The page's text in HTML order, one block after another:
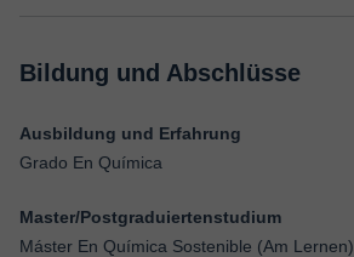
Bildung und Abschlüsse
Ausbildung und Erfahrung
Grado En Química
Master/Postgraduiertenstudium
Máster En Química Sostenible (Am Lernen)